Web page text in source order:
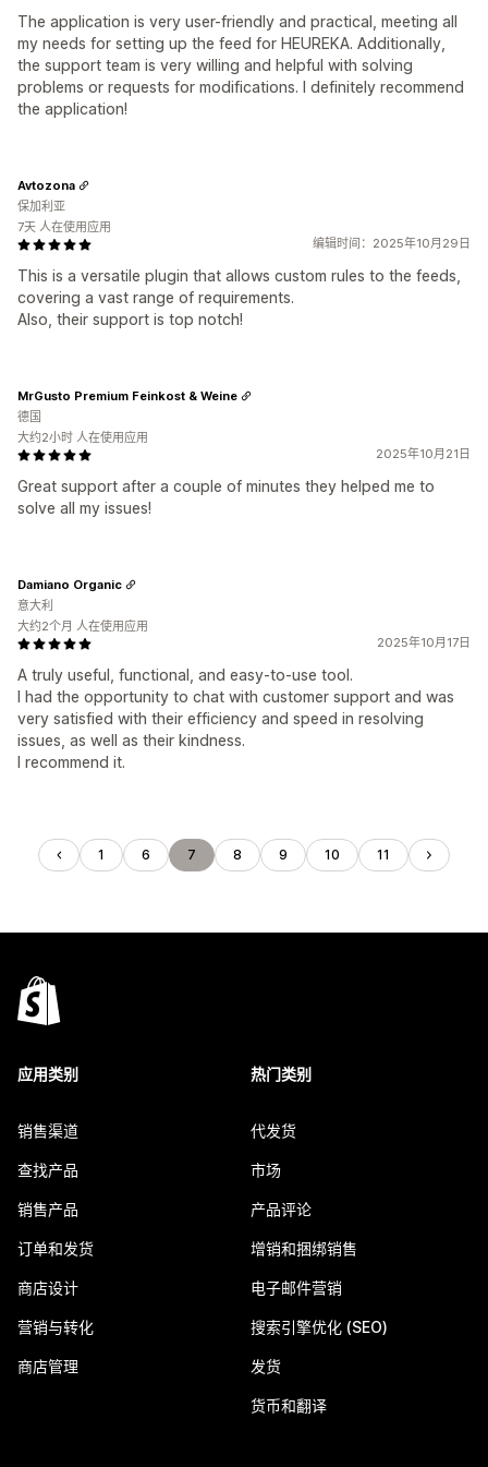
The application is very user-friendly and practical, meeting all
my needs for setting up the feed for HEUREKA. Additionally,
the support team is very willing and helpful with solving
problems or requests for modifications. I definitely recommend
the application!
编辑时间：2025年10月29日
This is a versatile plugin that allows custom rules to the feeds,
covering a vast range of requirements.
Also, their support is top notch!
Avtozona
保加利亚
7天 人在使用应用
2025年10月21日
Great support after a couple of minutes they helped me to
solve all my issues!
MrGusto Premium Feinkost & Weine
德国
大约2小时 人在使用应用
2025年10月17日
A truly useful, functional, and easy-to-use tool.
I had the opportunity to chat with customer support and was
very satisfied with their efficiency and speed in resolving
issues, as well as their kindness.
I recommend it.
Damiano Organic
意大利
大约2个月 人在使用应用
1 6 7 8 9 10 11
应用类别
销售渠道
查找产品
销售产品
订单和发货
商店设计
营销与转化
商店管理
热门类别
代发货
市场
产品评论
增销和捆绑销售
电子邮件营销
搜索引擎优化 (SEO)
发货
货币和翻译